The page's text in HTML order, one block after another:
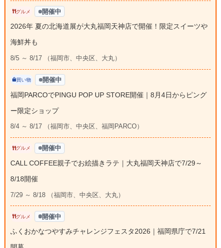
グルメ 開催中
2026年 夏の北海道展が大丸福岡天神店で開催！限定スイーツや
海鮮丼も
8/5 ～ 8/17 （福岡市、中央区、大丸）
買い物 開催中
福岡PARCOでPINGU POP UP STORE開催｜8月4日からピング
ー限定ショップ
8/4 ～ 8/17 （福岡市、中央区、福岡PARCO）
グルメ 開催中
CALL COFFEE親子でお絵描きラテ｜大丸福岡天神店で7/29～
8/18開催
7/29 ～ 8/18 （福岡市、中央区、大丸）
グルメ 開催中
ふくおかなつやすみチャレンジフェスタ2026｜福岡県庁で7/21